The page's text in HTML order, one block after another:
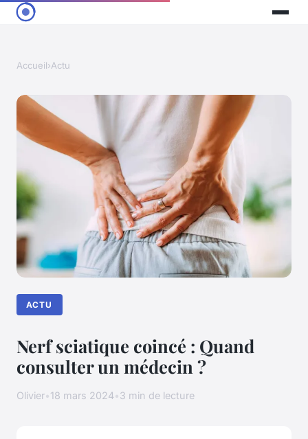
Accueil›Actu
ACTU
Nerf sciatique coincé : Quand
consulter un médecin ?
Olivier•18 mars 2024•3 min de lecture